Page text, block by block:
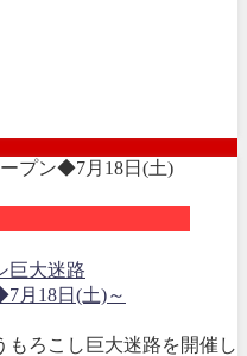
巨大迷路
月18日(土)～
ろこし巨大迷路を開催し